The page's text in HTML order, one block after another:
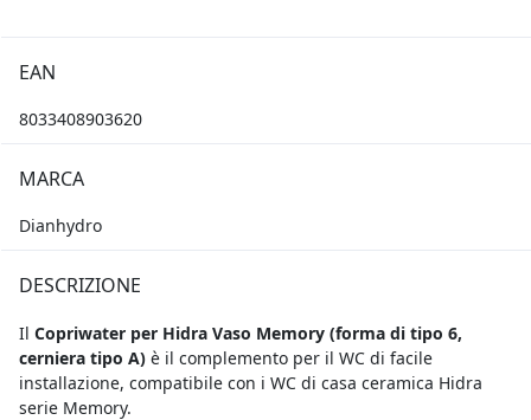
EAN
8033408903620
MARCA
Dianhydro
DESCRIZIONE
Il Copriwater per Hidra Vaso Memory (forma di tipo 6,
cerniera tipo A) è il complemento per il WC di facile
installazione, compatibile con i WC di casa ceramica Hidra
serie Memory.